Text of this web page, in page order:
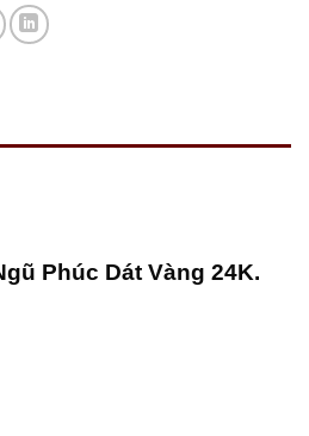
Phúc Dát Vàng 24K.